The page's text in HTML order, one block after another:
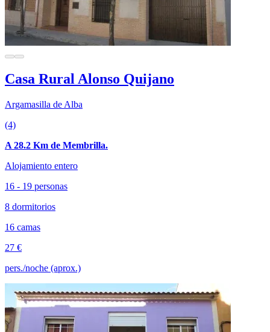
Casa Rural Alonso Quijano
Argamasilla de Alba
(4)
A 28.2 Km de Membrilla.
Alojamiento entero
16 - 19 personas
8 dormitorios
16 camas
27 €
pers./noche (aprox.)